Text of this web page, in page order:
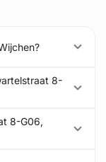
8-
8-G06,